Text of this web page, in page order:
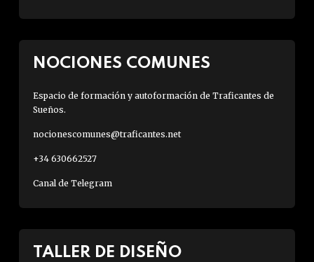
NOCIONES COMUNES
Espacio de formación y autoformación de Traficantes de
Sueños.
nocionescomunes@traficantes.net
+34 630662527
Canal de Telegram
TALLER DE DISEÑO